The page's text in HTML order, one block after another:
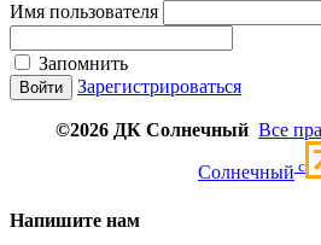
Имя пользователя
Запомнить
Зарегистрироваться
©2026 ДК Солнечный Все
Солнечный c
Напишите нам